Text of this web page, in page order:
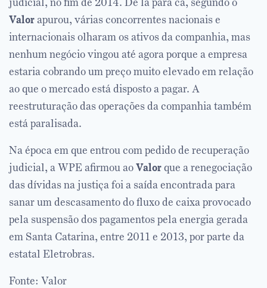
Valor apurou, várias concorrentes nacionais e
internacionais olharam os ativos da companhia, mas
nenhum negócio vingou até agora porque a empresa
estaria cobrando um preço muito elevado em relação
ao que o mercado está disposto a pagar. A
reestruturação das operações da companhia também
está paralisada.
Na época em que entrou com pedido de recuperação
judicial, a WPE afirmou aoValorque a renegociação
das dívidas na justiça foi a saída encontrada para
sanar um descasamento do fluxo de caixa provocado
pela suspensão dos pagamentos pela energia gerada
em Santa Catarina, entre 2011 e 2013, por parte da
estatal Eletrobras.
Fonte: Valor